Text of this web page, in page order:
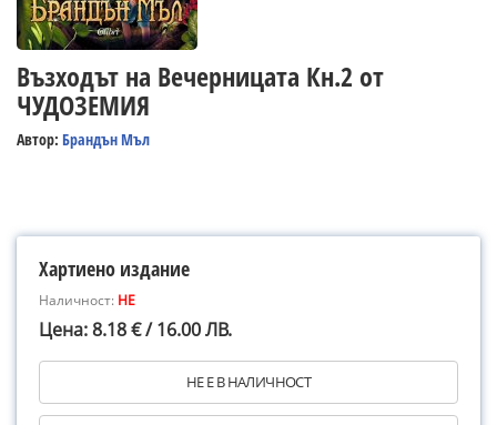
Възходът на Вечерницата Кн.2 от
ЧУДОЗЕМИЯ
Автор: Брандън Мъл
Хартиено издание
Наличност: НЕ
Цена: 8.18 € / 16.00 ЛВ.
НЕ Е В НАЛИЧНОСТ